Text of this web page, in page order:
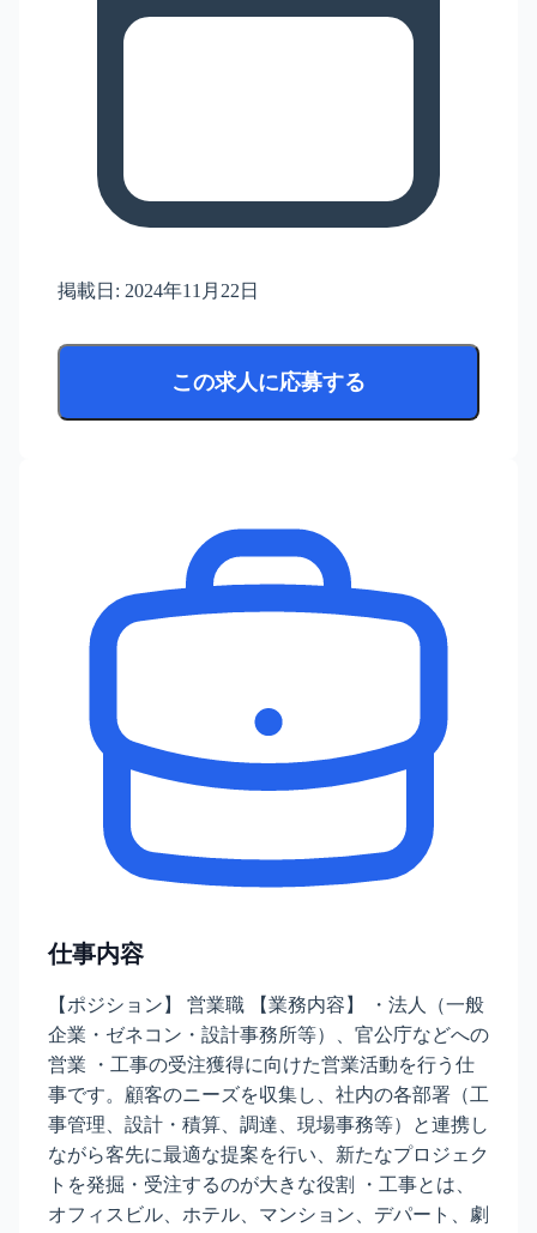
掲載日: 2024年11月22日
この求人に応募する
仕事内容
【ポジション】 営業職 【業務内容】 ・法人（一般
企業・ゼネコン・設計事務所等）、官公庁などへの
営業 ・工事の受注獲得に向けた営業活動を行う仕
事です。顧客のニーズを収集し、社内の各部署（工
事管理、設計・積算、調達、現場事務等）と連携し
ながら客先に最適な提案を行い、新たなプロジェク
トを発掘・受注するのが大きな役割 ・工事とは、
オフィスビル、ホテル、マンション、デパート、劇